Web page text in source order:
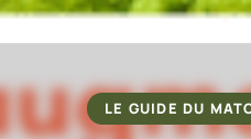
LE GUIDE DU